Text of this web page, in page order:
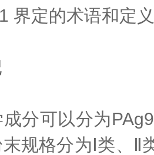
界定的术语和定
分可以分为
规格分为Ⅰ类、Ⅱ